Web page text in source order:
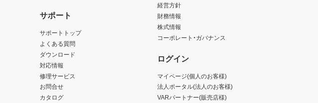
サポート
サポートトップ
よくある質問
ダウンロード
対応情報
修理サービス
お問合せ
カタログ
経営方針
財務情報
株式情報
コーポレート・ガバナンス
ログイン
マイページ(個人のお客様)
法人ポータル(法人のお客様)
VARパートナー(販売店様)